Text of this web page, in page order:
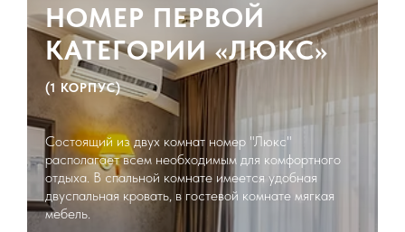
НОМЕР ПЕРВОЙ
КАТЕГОРИИ «ЛЮКС»
(1 КОРПУС)
Состоящий из двух комнат номер "Люкс"
располагает всем необходимым для комфортного
отдыха. В спальной комнате имеется удобная
двуспальная кровать, в гостевой комнате мягкая
мебель.